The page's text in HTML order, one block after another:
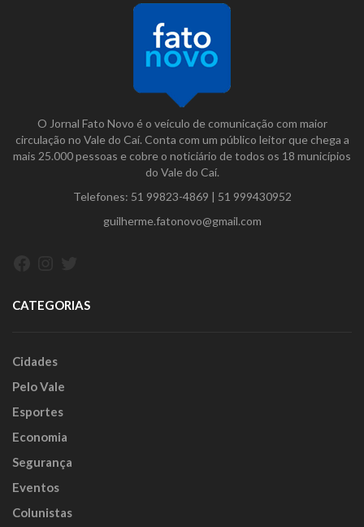
O Jornal Fato Novo é o veículo de comunicação com maior
circulação no Vale do Caí. Conta com um público leitor que chega a
mais 25.000 pessoas e cobre o noticiário de todos os 18 municípios
do Vale do Caí.
Telefones: 51 99823-4869 | 51 999430952
guilherme.fatonovo@gmail.com
CATEGORIAS
Cidades
Pelo Vale
Esportes
Economia
Segurança
Eventos
Colunistas